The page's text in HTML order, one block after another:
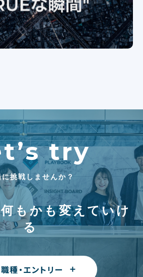
try
に挑戦しませんか？
もかも変えていけ
る
種・エントリー